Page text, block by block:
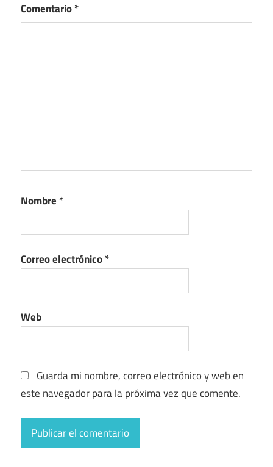
Comentario*
Nombre *
Correo electrónico*
Web
Guarda mi nombre, correo electrónico y web en
este navegador para la próxima vez que comente.